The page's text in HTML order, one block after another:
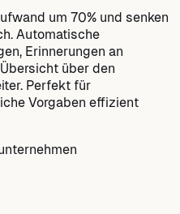
um 70% und senken
Automatische
Erinnerungen an
über den
Perfekt für
Vorgaben effizient